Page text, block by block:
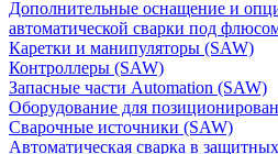
Дополнительные оснащение и
автоматической сварки под
Каретки и манипуляторы (SAW)
Контроллеры (SAW)
Запасные части Automation (SAW)
Оборудование для
Сварочные источники (SAW)
Автоматическая сварка в